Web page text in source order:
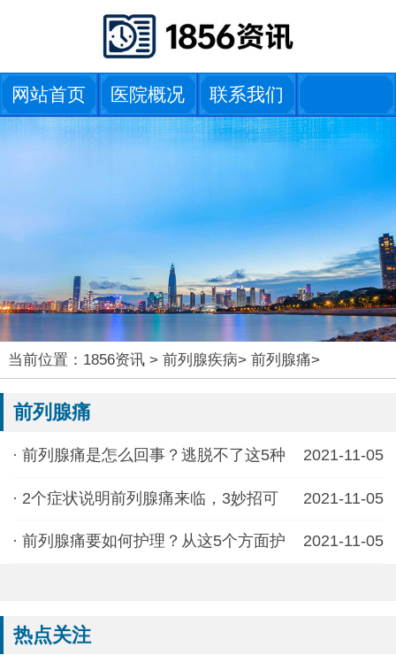
网站首页 医院概况 联系我们
当前位置： 1856资讯> 前列腺疾病> 前列腺痛>
前列腺痛
· 前列腺痛是怎么回事？逃脱不了这5种 2021-11-05
· 2个症状说明前列腺痛来临，3妙招可 2021-11-05
· 前列腺痛要如何护理？从这5个方面护 2021-11-05
热点关注